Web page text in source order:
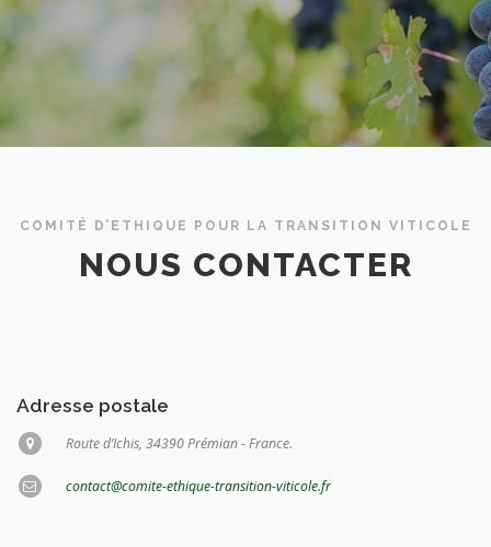
COMITÉ D’ETHIQUE POUR LA TRANSITION VITICOLE
NOUS CONTACTER
Adresse postale
Route d’Ichis, 34390 Prémian - France.
contact@comite-ethique-transition-viticole.fr